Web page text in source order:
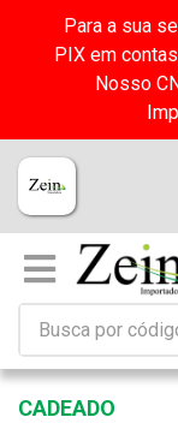
Para a sua
PIX em
Nosso
CADEADO